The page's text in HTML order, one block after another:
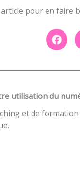
pour en faire
utilisation du
et de